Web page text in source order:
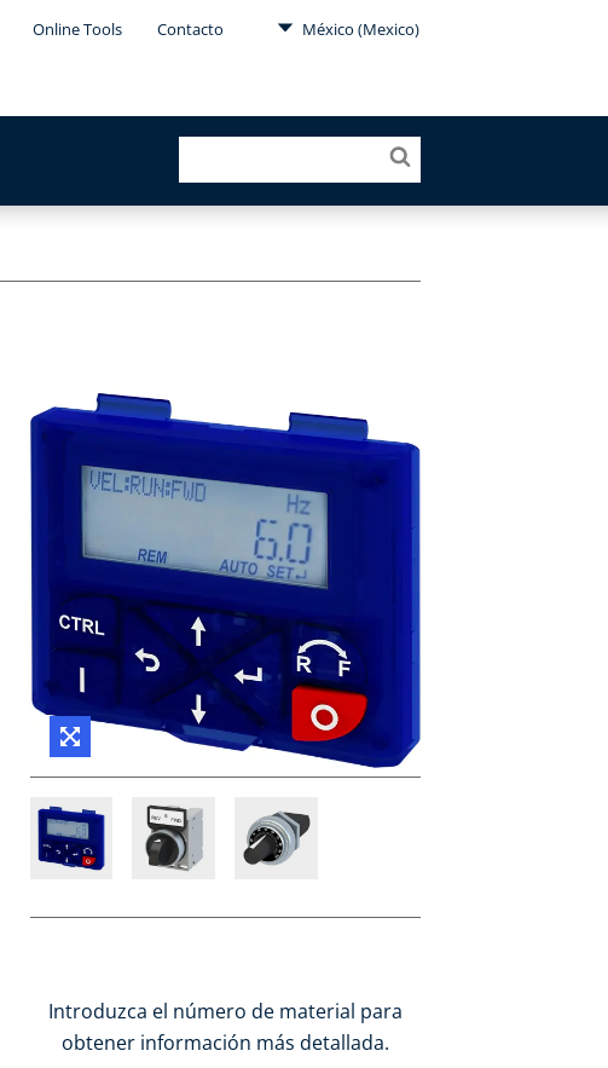
Online Tools Contacto México (Mexico)
Introduzca el número de material para
obtener información más detallada.